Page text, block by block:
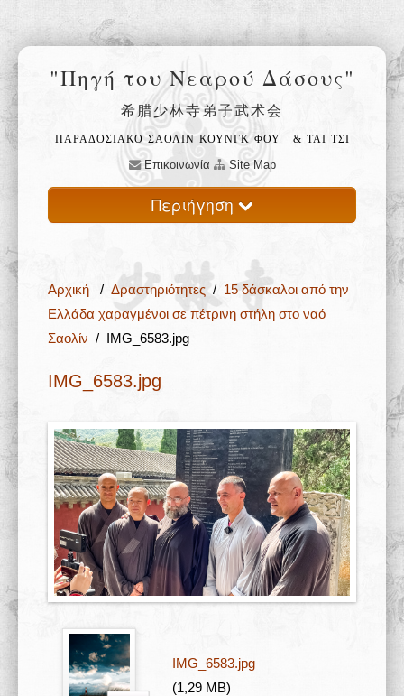
"Πηγή του Νεαρού Δάσους"
希腊少林寺弟子武术会
ΠΑΡΑΔΟΣΙΑΚΟ ΣΑΟΛΙΝ ΚΟΥΝΓΚ ΦΟΥ & ΤΑΙ ΤΣΙ
Επικοινωνία Site Map
Περιήγηση
Ο ναός Σαολίν 少林寺
Φιλοσοφία 禅
Εκπαίδευση 武
Σχολές 学校
Άρθρα
Πολυμέσα
Δραστηριότητες
Αρχική / Δραστηριότητες/ 15 δάσκαλοι από την
Ελλάδα χαραγμένοι σε πέτρινη στήλη στο ναό
Σαολίν / IMG_6583.jpg
IMG_6583.jpg
IMG_6583.jpg
(1,29 MB)